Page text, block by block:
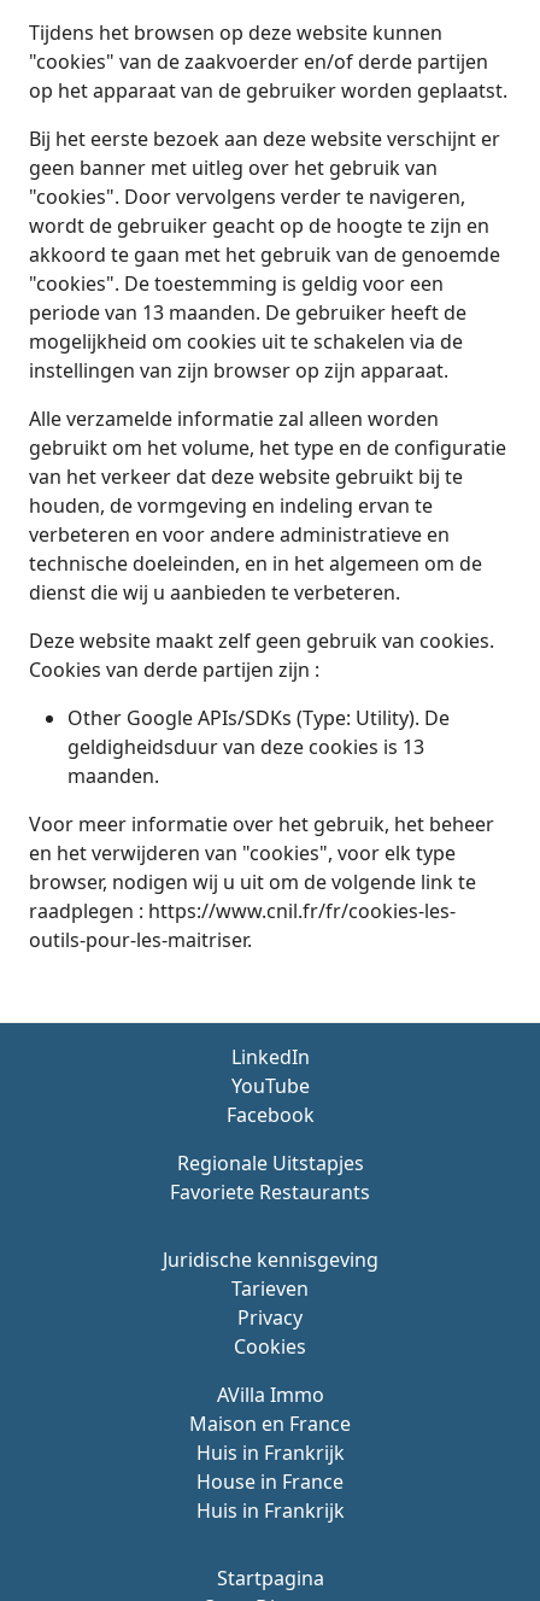
Tijdens het browsen op deze website kunnen
"cookies" van de zaakvoerder en/of derde partijen
op het apparaat van de gebruiker worden geplaatst.
Bij het eerste bezoek aan deze website verschijnt er
geen banner met uitleg over het gebruik van
"cookies". Door vervolgens verder te navigeren,
wordt de gebruiker geacht op de hoogte te zijn en
akkoord te gaan met het gebruik van de genoemde
"cookies". De toestemming is geldig voor een
periode van 13 maanden. De gebruiker heeft de
mogelijkheid om cookies uit te schakelen via de
instellingen van zijn browser op zijn apparaat.
Alle verzamelde informatie zal alleen worden
gebruikt om het volume, het type en de configuratie
van het verkeer dat deze website gebruikt bij te
houden, de vormgeving en indeling ervan te
verbeteren en voor andere administratieve en
technische doeleinden, en in het algemeen om de
dienst die wij u aanbieden te verbeteren.
Deze website maakt zelf geen gebruik van cookies.
Cookies van derde partijen zijn :
Other Google APIs/SDKs (Type: Utility). De
geldigheidsduur van deze cookies is 13
maanden.
Voor meer informatie over het gebruik, het beheer
en het verwijderen van "cookies", voor elk type
browser, nodigen wij u uit om de volgende link te
raadplegen : https://www.cnil.fr/fr/cookies-les-
outils-pour-les-maitriser.
Juridische kennisgeving
Tarieven
Privacy
Cookies
AVilla Immo
Maison en France
Huis in Frankrijk
House in France
Huis in Frankrijk
Startpagina
LinkedIn
YouTube
Facebook
Regionale Uitstapjes
Favoriete Restaurants